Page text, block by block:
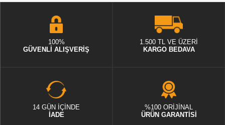
100%
GÜVENLİ ALIŞVERİŞ
1.500 TL VE ÜZERİ
KARGO BEDAVA
14 GÜN İÇİNDE
İADE
%100 ORİJİNAL
ÜRÜN GARANTİSİ